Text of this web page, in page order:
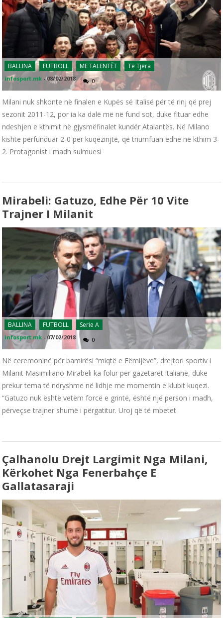
BALLINA FUTBOLL ME TALENTËT Të Tjera
infosport.mk -08/02/2018 0
Milani nuk shkonte në finalen e Kupës së Italisë për të rinj që prej
sezonit 2011-12, por ia ka dalë më në fund sot, duke fituar edhe
ndeshjen e kthimit në gjysmëfinalet kundër Atalantës. Në Milano
kishte përfunduar 2-0 për kuqezinjtë, që triumfuan edhe në kthim 3-
2. Protagonist i madh sulmuesi
Mirabeli: Gatuzo, Edhe Për 10 Vite
Trajner I Milanit
BALLINA FUTBOLL Serie A
infosport.mk -07/02/2018 0
Në ceremoninë për bamirësi “miqtë e Fëmijëve”, drejtori sportiv i
Milanit Masimiliano Mirabeli ka folur për gazetarët italianë, duke
prekur tema të ndryshme në lidhje me momentin e klubit kuqezi.
“Gatuzo nuk është vetëm forcë e grintë, është një person i madh,
përveçse trajner shumë i përgatitur. Uroj që të mbetet
Çalhanolu Drejt Largimit Nga Milani,
Kërkohet Nga Fenerbahçe E
Gallatasaraji